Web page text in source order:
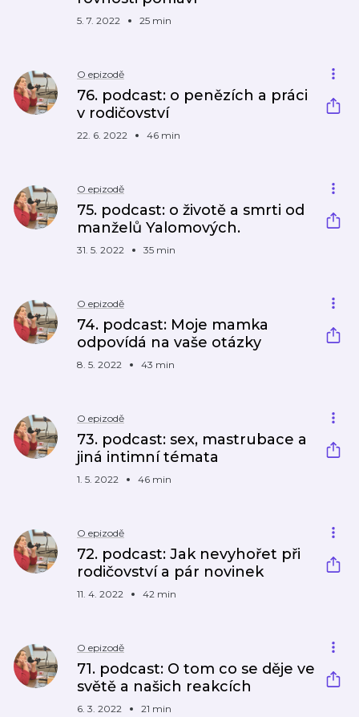
5. 7. 2022 25 min
O epizodě
76. podcast: o penězích a práci
v rodičovství
22. 6. 2022 46 min
O epizodě
75. podcast: o životě a smrti od
manželů Yalomových.
31. 5. 2022 35 min
O epizodě
74. podcast: Moje mamka
odpovídá na vaše otázky
8. 5. 2022 43 min
O epizodě
73. podcast: sex, mastrubace a
jiná intimní témata
1. 5. 2022 46 min
O epizodě
72. podcast: Jak nevyhořet při
rodičovství a pár novinek
11. 4. 2022 42 min
O epizodě
71. podcast: O tom co se děje ve
světě a našich reakcích
6. 3. 2022 21 min